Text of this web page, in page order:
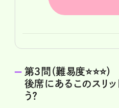
第３問（難易度⭐️⭐️⭐️）
後席にあるこのスリ
う？